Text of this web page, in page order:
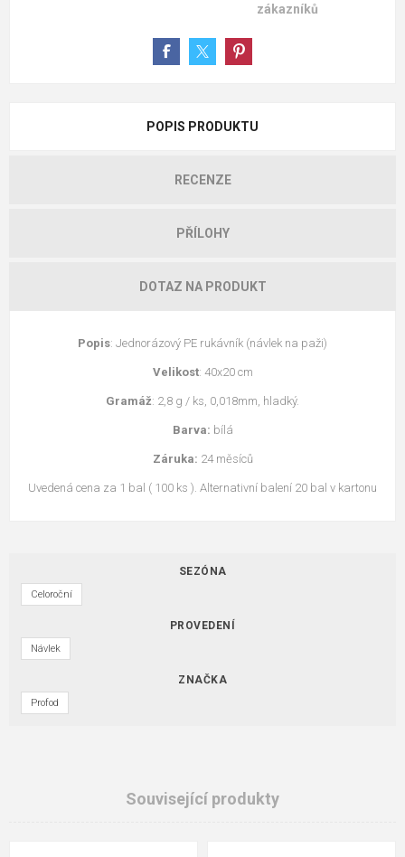
zákazníků
POPIS PRODUKTU
RECENZE
PŘÍLOHY
DOTAZ NA PRODUKT
Popis: Jednorázový PE rukávník (návlek na paži)
Velikost: 40x20 cm
Gramáž: 2,8 g / ks, 0,018mm, hladký.
Barva: bílá
Záruka: 24 měsíců
Uvedená cena za 1 bal ( 100 ks ). Alternativní balení 20 bal v kartonu
SEZÓNA
Celoroční
PROVEDENÍ
Návlek
ZNAČKA
Profod
Související produkty